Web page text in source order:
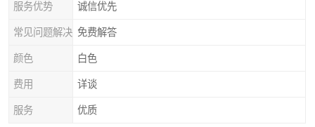
服务优势 诚信优先
常见问题解决 免费解答
颜色 白色
费用 详谈
服务 优质